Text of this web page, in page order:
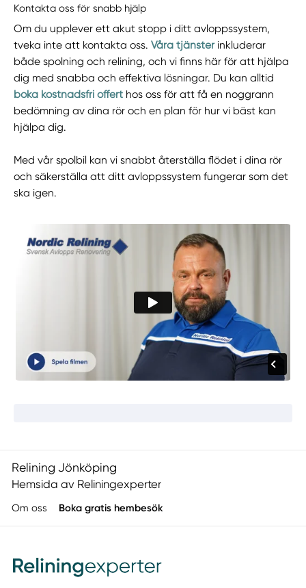
Kontakta oss för snabb hjälp
Om du upplever ett akut stopp i ditt avloppssystem,
tveka inte att kontakta oss.Våra tjänsterinkluderar
både spolning och relining, och vi finns här för att hjälpa
dig med snabba och effektiva lösningar. Du kan alltid
boka kostnadsfri offert hos oss för att få en noggrann
bedömning av dina rör och en plan för hur vi bäst kan
hjälpa dig.
Med vår spolbil kan vi snabbt återställa flödet i dina rör
och säkerställa att ditt avloppssystem fungerar som det
ska igen.
Relining Jönköping
Hemsida av Reliningexperter
Om oss Boka gratis hembesök